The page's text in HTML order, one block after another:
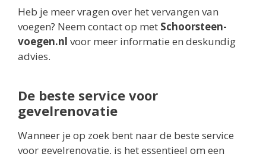
Heb je meer vragen over het vervangen van
voegen? Neem contact op met Schoorsteen-
voegen.nl voor meer informatie en deskundig
advies.
De beste service voor
gevelrenovatie
Wanneer je op zoek bent naar de beste service
voor gevelrenovatie, is het essentieel om een